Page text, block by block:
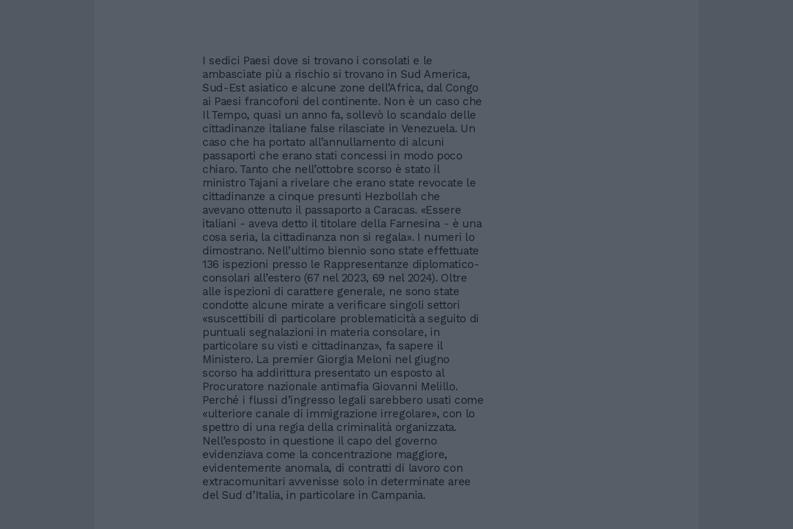
I sedici Paesi dove si trovano i consolati e le
ambasciate più a rischio si trovano in Sud America,
Sud-Est asiatico e alcune zone dell’Africa, dal Congo
ai Paesi francofoni del continente. Non è un caso che
Il Tempo, quasi un anno fa, sollevò lo scandalo delle
cittadinanze italiane false rilasciate in Venezuela. Un
caso che ha portato all’annullamento di alcuni
passaporti che erano stati concessi in modo poco
chiaro. Tanto che nell’ottobre scorso è stato il
ministro Tajani a rivelare che erano state revocate le
cittadinanze a cinque presunti Hezbollah che
avevano ottenuto il passaporto a Caracas. «Essere
italiani - aveva detto il titolare della Farnesina - è una
cosa seria, la cittadinanza non si regala». I numeri lo
dimostrano. Nell’ultimo biennio sono state effettuate
136 ispezioni presso le Rappresentanze diplomatico-
consolari all’estero (67 nel 2023, 69 nel 2024). Oltre
alle ispezioni di carattere generale, ne sono state
condotte alcune mirate a verificare singoli settori
«suscettibili di particolare problematicità a seguito di
puntuali segnalazioni in materia consolare, in
particolare su visti e cittadinanza», fa sapere il
Ministero. La premier Giorgia Meloni nel giugno
scorso ha addirittura presentato un esposto al
Procuratore nazionale antimafia Giovanni Melillo.
Perché i flussi d’ingresso legali sarebbero usati come
«ulteriore canale di immigrazione irregolare», con lo
spettro di una regia della criminalità organizzata.
Nell’esposto in questione il capo del governo
evidenziava come la concentrazione maggiore,
evidentemente anomala, di contratti di lavoro con
extracomunitari avvenisse solo in determinate aree
del Sud d’Italia, in particolare in Campania.